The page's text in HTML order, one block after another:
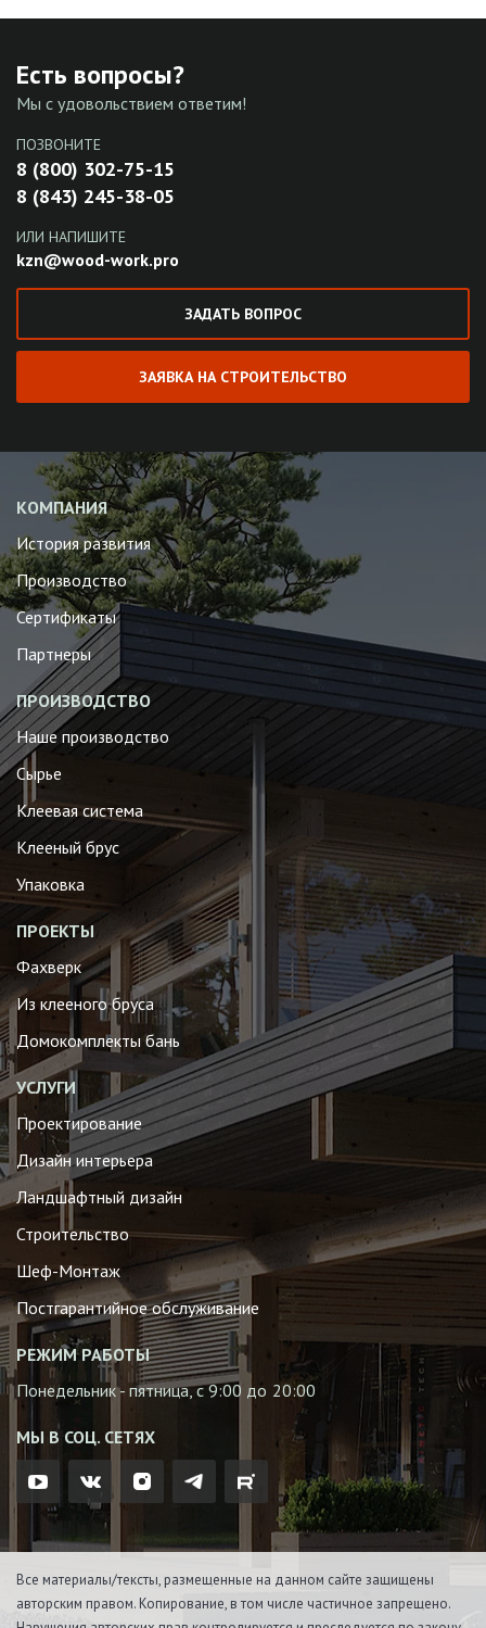
Есть вопросы?
Мы с удовольствием ответим!
ПОЗВОНИТЕ
8 (800) 302-75-15
8 (843) 245-38-05
ИЛИ НАПИШИТЕ
kzn@wood-work.pro
ЗАДАТЬ ВОПРОС
ЗАЯВКА НА СТРОИТЕЛЬСТВО
КОМПАНИЯ
История развития
Производство
Сертификаты
Партнеры
ПРОИЗВОДСТВО
Наше производство
Сырье
Клеевая система
Клееный брус
Упаковка
ПРОЕКТЫ
Фахверк
Из клееного бруса
Домокомплекты бань
УСЛУГИ
Проектирование
Дизайн интерьера
Ландшафтный дизайн
Строительство
Шеф-Монтаж
Постгарантийное обслуживание
РЕЖИМ РАБОТЫ
Понедельник - пятница, с 9:00 до 20:00
МЫ В СОЦ. СЕТЯХ
Все материалы/тексты, размещенные на данном сайте защищены
авторским правом. Копирование, в том числе частичное запрещено.